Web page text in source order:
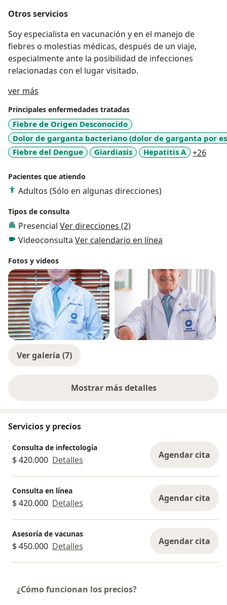
Otros servicios
Soy especialista en vacunación y en el manejo de
fiebres o molestias médicas, después de un viaje,
especialmente ante la posibilidad de infecciones
relacionadas con el lugar visitado.
ver más
Principales enfermedades tratadas
Fiebre de Origen Desconocido
Dolor de garganta bacteriano (dolor de garganta por
Fiebre del Dengue
Giardiasis Hepatitis A +26
Pacientes que atiendo
Adultos (Sólo en algunas direcciones)
Tipos de consulta
Presencial Ver direcciones (2)
Videoconsulta Ver calendario en línea
Fotos y videos
Ver galería (7)
Mostrar más detalles
sobre la experiencia
Servicios y precios
Consulta de infectología
$ 420.000 Detalles Agendar cita
Consulta en línea
$ 420.000 Detalles Agendar cita
Asesoría de vacunas
$ 450.000 Detalles Agendar cita
¿Cómo funcionan los precios?